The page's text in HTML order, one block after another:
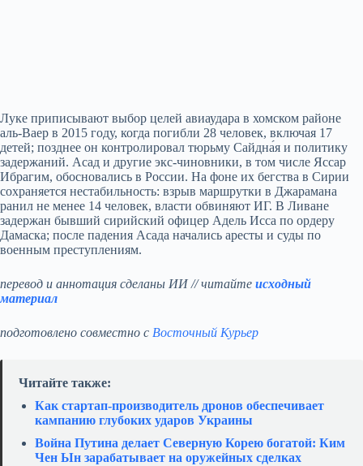
Луке приписывают выбор целей авиаудара в хомском районе
аль-Ваер в 2015 году, когда погибли 28 человек, включая 17
детей; позднее он контролировал тюрьму Сайдна́я и политику
задержаний. Асад и другие экс-чиновники, в том числе Яссар
Ибрагим, обосновались в России. На фоне их бегства в Сирии
сохраняется нестабильность: взрыв маршрутки в Джарамана
ранил не менее 14 человек, власти обвиняют ИГ. В Ливане
задержан бывший сирийский офицер Адель Исса по ордеру
Дамаска; после падения Асада начались аресты и суды по
военным преступлениям.
перевод и аннотация сделаны ИИ // читайте исходный
материал
подготовлено совместно с Восточный Курьер
Читайте также:
Как стартап‑производитель дронов обеспечивает
кампанию глубоких ударов Украины
Война Путина делает Северную Корею богатой: Ким
Чен Ын зарабатывает на оружейных сделках